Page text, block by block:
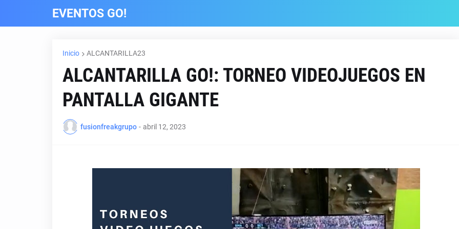
EVENTOS GO!
Inicio ALCANTARILLA23
ALCANTARILLA GO!: TORNEO VIDEOJUEGOS EN
PANTALLA GIGANTE
fusionfreakgrupo - abril 12, 2023